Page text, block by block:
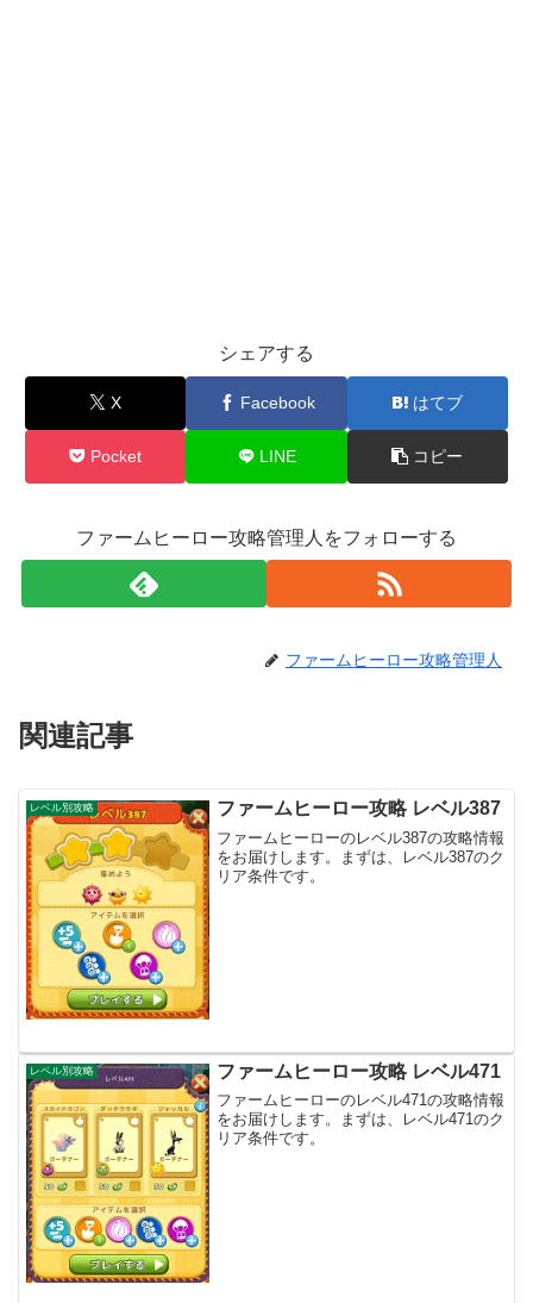
シェアする
X Facebook はてブ
Pocket LINE コピー
ファームヒーロー攻略管理人をフォローする
ファームヒーロー攻略管理人
関連記事
レベル別攻略 ファームヒーロー攻略 レベル387
ファームヒーローのレベル387の攻略情報
をお届けします。まずは、レベル387のク
リア条件です。
レベル別攻略 ファームヒーロー攻略 レベル471
ファームヒーローのレベル471の攻略情報
をお届けします。まずは、レベル471のク
リア条件です。